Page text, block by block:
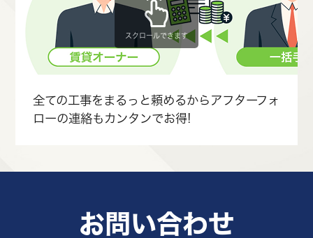
スクロールできます
全ての工事をまるっと頼めるからアフターフォ
ローの連絡もカンタンでお得!
お問い合わせ